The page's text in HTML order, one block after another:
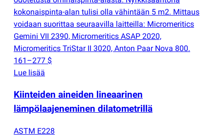
kokonaispinta-alan tulisi olla vähintään 5 m2. Mittaus
voidaan suorittaa seuraavilla laitteilla: Micromeritics
Gemini VII 2390, Micromeritics ASAP 2020,
Micromeritics TriStar II 3020, Anton Paar Nova 800.
161–277 $
Lue lisää
Kiinteiden aineiden lineaarinen
lämpölaajeneminen dilatometrillä
ASTM E228